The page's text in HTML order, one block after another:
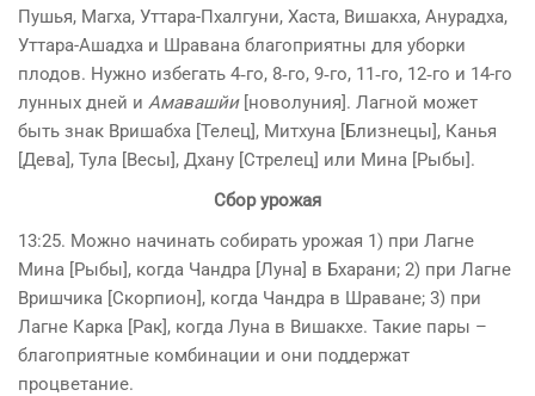
Пушья, Магха, Уттара-Пхалгуни, Хаста, Вишакха, Анурадха,
Уттара-Ашадха и Шравана благоприятны для уборки
плодов. Нужно избегать 4‑го, 8‑го, 9‑го, 11‑го, 12‑го и 14-го
лунных дней и Амавашйи[новолуния]. Лагной может
быть знак Вришабха [Телец], Митхуна [Близнецы], Канья
[Дева], Тула [Весы], Дхану [Стрелец] или Мина [Рыбы].
Сбор урожая
13:25. Можно начинать собирать урожая 1) при Лагне
Мина [Рыбы], когда Чандра [Луна] в Бхарани; 2) при Лагне
Вришчика [Скорпион], когда Чандра в Шраване; 3) при
Лагне Карка [Рак], когда Луна в Вишакхе. Такие пары –
благоприятные комбинации и они поддержат
процветание.